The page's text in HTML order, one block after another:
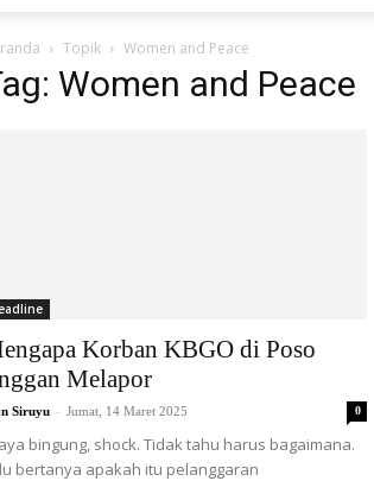
Topik Women and Peace
Women and Peace
Korban KBGO di Poso
Melapor
Siruyu - Jumat, 14 Maret 2025 0
bingung, shock. Tidak tahu harus bagaimana.
bertanya apakah itu pelanggaran